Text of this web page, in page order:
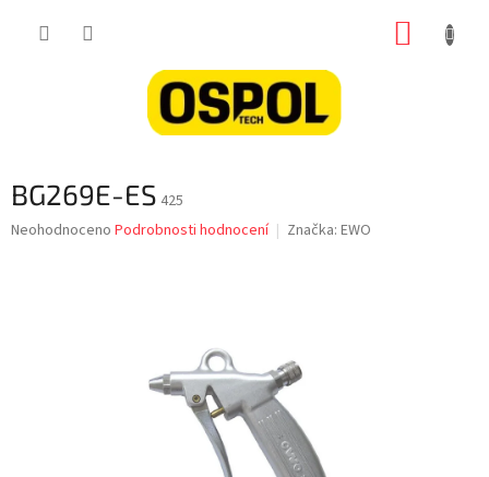
BG269E-ES 425
Průměrné
Neohodnoceno Podrobnosti hodnocení Značka: EWO